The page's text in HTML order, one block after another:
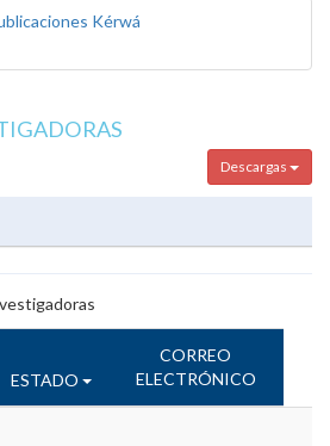
Kérwá
Descargas
ESTADO
CORREO
ELECTRÓNICO